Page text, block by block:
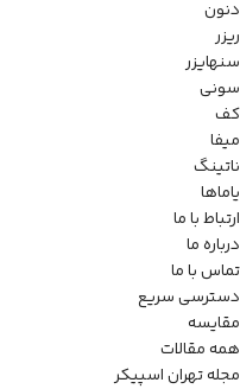
دنون
ریزر
سنهایزر
سونی
کف
میفا
ناتینگ
یاماها
ارتباط با ما
درباره ما
تماس با ما
دسترسی سریع
مقایسه
همه مقالات
مجله تهران اسپیکر